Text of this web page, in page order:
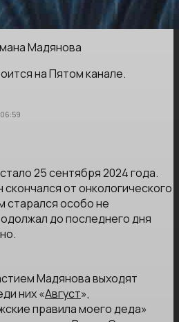
Мадянова
на Пятом канале.
06:59
25 сентября 2024 года.
от онкологического
старался особо не
до последнего дня
Мадянова выходят
них «Август»,
правила моего деда»